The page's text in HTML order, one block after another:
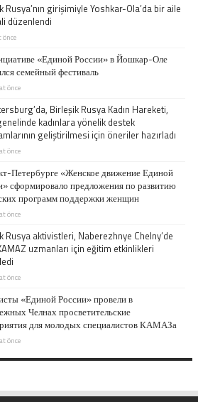
Rusya’nın girişimiyle Yoshkar-Ola’da bir aile
düzenlendi
önce
«Единой России» в Йошкар-Оле
семейный фестиваль
önce
Birleşik Rusya Kadın Hareketi,
kadınlara yönelik destek
geliştirilmesi için öneriler hazırladı
önce
Петербурге «Женское движение Единой
сформировало предложения по развитию
программ поддержки женщин
önce
Rusya aktivistleri, Naberezhnye Chelny’de
uzmanları için eğitim etkinlikleri
önce
«Единой России» провели в
Челнах просветительские
для молодых специалистов КАМАЗа
önce